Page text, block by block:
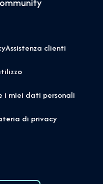
Assistenza clienti
i miei dati personali
di privacy